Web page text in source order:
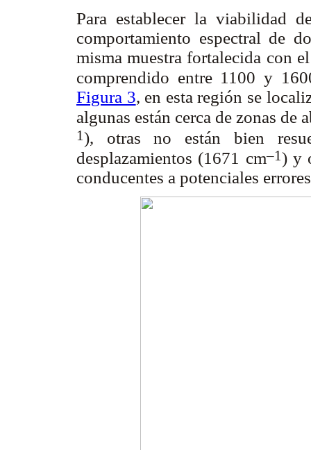
Para establecer la viabilidad
comportamiento espectral de
misma muestra fortalecida con
comprendido entre 1100 y
Figura 3, en esta región se
algunas están cerca de zonas
1), otras no están bien
desplazamientos (1671 cm–1) y
conducentes a potenciales